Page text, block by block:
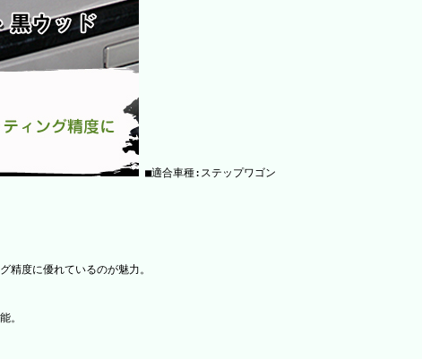
■適合車種:ステップワゴン
精度に優れているのが魅力。
。